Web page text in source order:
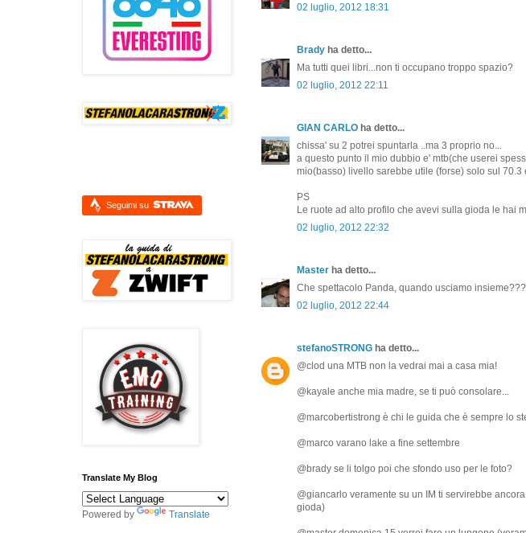
02 luglio, 2012 18:31
Brady ha detto...
Ma tutti quei libri...non ti occupano troppo spazio?
02 luglio, 2012 22:11
GIAN CARLO ha detto...
chissa' su 2 potrei spuntarla ..ma 3 proprio no...
a questo punto il mio dubbio e' mtb(che userei
mio(basso) livello sarebbe utile (forse) solo sul 70.3
PS
Le ruote ad alto profilo che avevi sulla gioda le hai
02 luglio, 2012 22:32
Master ha detto...
Che spettacolo Panda, quando usciamo insieme???
02 luglio, 2012 22:44
stefanoSTRONG ha detto...
@clod una MTB non la vedrai mai a casa mia!
@kayale anche mia madre, se ti può consolare...
@marcobertistrong è chi le guida che è sempre lo
@marco varano lake a fine settembre
@brady se li tolgo poi che sfondo uso per le foto?
@giancarlo veramente su un IM ti servirebbe
gioda)
Seguimi su
Translate My Blog
Powered by Translate